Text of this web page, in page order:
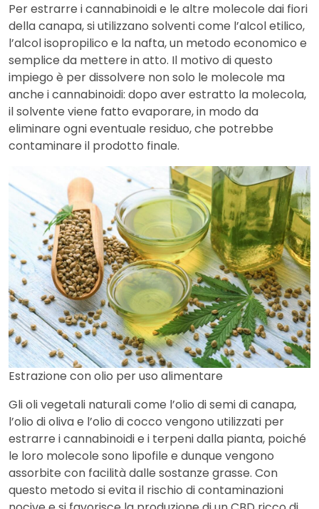
Per estrarre i cannabinoidi e le altre molecole dai fiori
della canapa, si utilizzano solventi come l’alcol etilico,
l’alcol isopropilico e la nafta, un metodo economico e
semplice da mettere in atto. Il motivo di questo
impiego è per dissolvere non solo le molecole ma
anche i cannabinoidi: dopo aver estratto la molecola,
il solvente viene fatto evaporare, in modo da
eliminare ogni eventuale residuo, che potrebbe
contaminare il prodotto finale.
Estrazione con olio per uso alimentare
Gli oli vegetali naturali come l’olio di semi di canapa,
l’olio di oliva e l’olio di cocco vengono utilizzati per
estrarre i cannabinoidi e i terpeni dalla pianta, poiché
le loro molecole sono lipofile e dunque vengono
assorbite con facilità dalle sostanze grasse. Con
questo metodo si evita il rischio di contaminazioni